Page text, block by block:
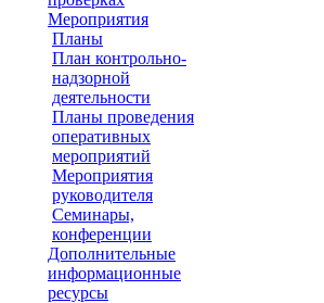
Мероприятия
Планы
План контрольно-
надзорной
деятельности
Планы проведения
оперативных
мероприятий
Мероприятия
руководителя
Семинары,
конференции
Дополнительные
информационные
ресурсы